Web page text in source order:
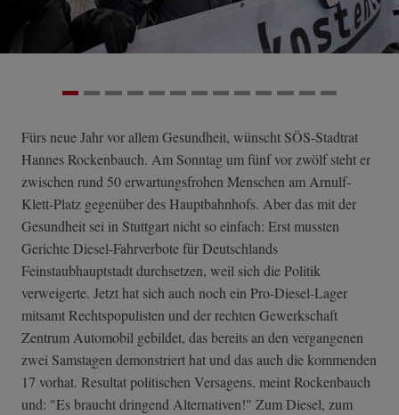
Fürs neue Jahr vor allem Gesundheit, wünscht SÖS-Stadtrat
Hannes Rockenbauch. Am Sonntag um fünf vor zwölf steht er
zwischen rund 50 erwartungsfrohen Menschen am Arnulf-
Klett-Platz gegenüber des Hauptbahnhofs. Aber das mit der
Gesundheit sei in Stuttgart nicht so einfach: Erst mussten
Gerichte Diesel-Fahrverbote für Deutschlands
Feinstaubhauptstadt durchsetzen, weil sich die Politik
verweigerte. Jetzt hat sich auch noch ein Pro-Diesel-Lager
mitsamt Rechtspopulisten und der rechten Gewerkschaft
Zentrum Automobil gebildet, das bereits an den vergangenen
zwei Samstagen demonstriert hat und das auch die kommenden
17 vorhat. Resultat politischen Versagens, meint Rockenbauch
und: "Es braucht dringend Alternativen!" Zum Diesel, zum